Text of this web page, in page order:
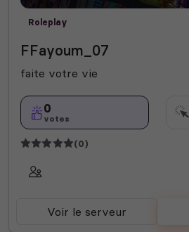
Roleplay
FFayoum_07
faite votre vie
0
votes
(0)
Voir le serveur